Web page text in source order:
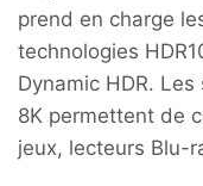
prend en charge
technologies
Dynamic HDR.
8K permettent de
jeux, lecteurs Blu-